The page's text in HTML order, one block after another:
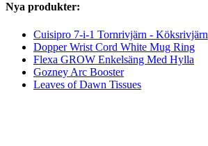
Nya produkter:
Cuisipro 7-i-1 Tornrivjärn - Köksrivjärn
Dopper Wrist Cord White Mug Ring
Flexa GROW Enkelsäng Med Hylla
Gozney Arc Booster
Leaves of Dawn Tissues